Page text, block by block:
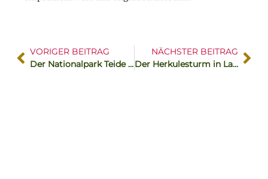
VORIGER BEITRAG
Der Nationalpark Teide auf Teneriffa – Parque Nacional de las Cañadas del Teide
NÄCHSTER BEITRAG
Der Herkulesturm in La Coruña – Torre de Hércules, ein römischer Leuchtturm